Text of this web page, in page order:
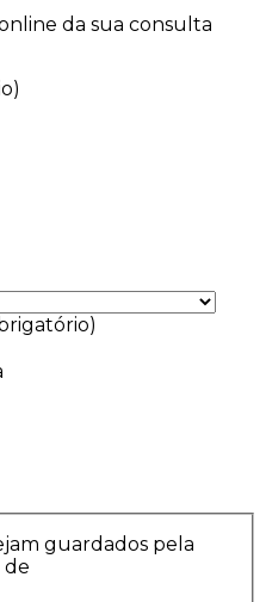
da sua consulta
guardados pela
de